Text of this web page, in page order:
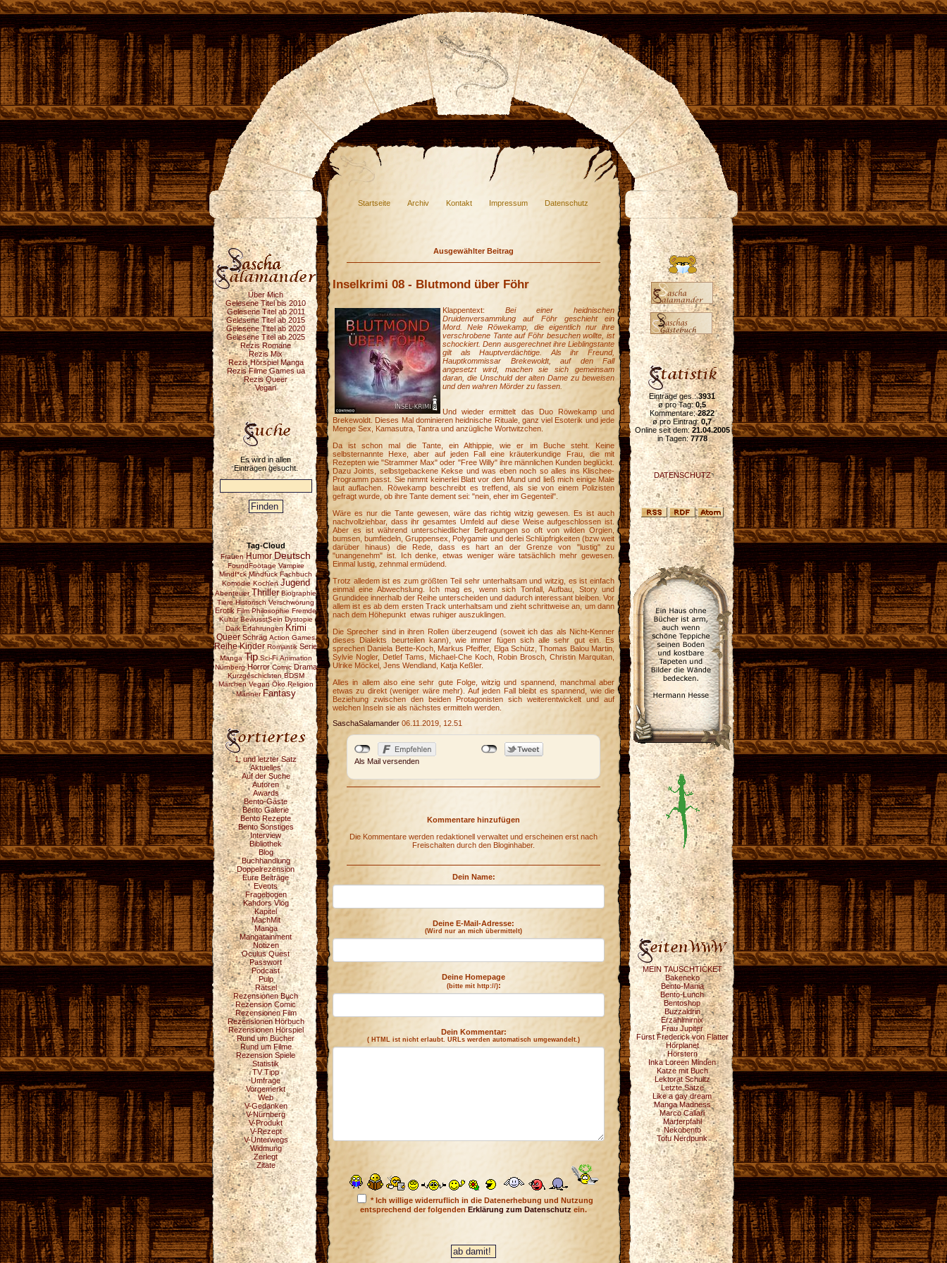
Startseite Archiv Kontakt Impressum Datenschutz
Über Mich
Gelesene Titel bis 2010
Gelesene Titel ab 2011
Gelesene Titel ab 2015
Gelesene Titel ab 2020
Gelesene Titel ab 2025
Rezis Romane
Rezis Mix
Rezis Hörspiel Manga
Rezis Filme Games ua
Rezis Queer
Vegan
Es wird in allen
Einträgen gesucht.
Tag-Cloud
Frauen Humor Deutsch
FoundFootage Vampire
Mindf*ck Mindfuck Fachbuch
Komödie Kochen Jugend
Abenteuer Thriller Biographie
Tiere Historisch Verschwörung
Erotik Film Philosophie Fremde
Kultur BewusstSein Dystopie
Dark Erfahrungen Krimi
Queer Schräg Action Games
Reihe Kinder Romantik Serie
Manga Tip Sci-Fi Animation
Nürnberg Horror Comic Drama
Kurzgeschichten BDSM
Märchen Vegan Öko Religion
Männer Fantasy
1. und letzter Satz
Aktuelles
Auf der Suche
Autoren
Awards
Bento-Gäste
Bento Galerie
Bento Rezepte
Bento Sonstiges
Interview
Bibliothek
Blog
Buchhandlung
Doppelrezension
Eure Beiträge
Events
Fragebogen
Kahdors Vlog
Kapitel
MachMit
Manga
Mangatainment
Notizen
Oculus Quest
Passwort
Podcast
Pulp
Rätsel
Rezensionen Buch
Rezension Comic
Rezensionen Film
Rezensionen Hörbuch
Rezensionen Hörspiel
Rund um Bücher
Rund um Filme
Rezension Spiele
Statistik
TV Tipp
Umfrage
Vorgemerkt
Web
V-Gedanken
V-Nürnberg
V-Produkt
V-Rezept
V-Unterwegs
Widmung
Zerlegt
Zitate
Ausgewählter Beitrag
Inselkrimi 08 - Blutmond über Föhr
Klappentext: Bei einer heidnischen
Druidenversammlung auf Föhr geschieht ein
Mord. Nele Röwekamp, die eigentlich nur ihre
verschrobene Tante auf Föhr besuchen wollte, ist
schockiert. Denn ausgerechnet ihre Lieblingstante
gilt als Hauptverdächtige. Als ihr Freund,
Hauptkommissar Brekewoldt, auf den Fall
angesetzt wird, machen sie sich gemeinsam
daran, die Unschuld der alten Dame zu beweisen
und den wahren Mörder zu fassen.
Und wieder ermittelt das Duo Röwekamp und
Brekewoldt. Dieses Mal dominieren heidnische Rituale, ganz viel Esoterik und jede
Menge Sex, Kamasutra, Tantra und anzügliche Wortwitzchen.
Da ist schon mal die Tante, ein Althippie, wie er im Buche steht. Keine
selbsternannte Hexe, aber auf jeden Fall eine kräuterkundige Frau, die mit
Rezepten wie "Strammer Max" oder "Free Willy" ihre männlichen Kunden beglückt.
Dazu Joints, selbstgebackene Kekse und was eben noch so alles ins Klischee-
Programm passt. Sie nimmt keinerlei Blatt vor den Mund und ließ mich einige Male
laut auflachen. Röwekamp beschreibt es treffend, als sie von einem Polizisten
gefragt wurde, ob ihre Tante dement sei: "nein, eher im Gegenteil".
Wäre es nur die Tante gewesen, wäre das richtig witzig gewesen. Es ist auch
nachvollziehbar, dass ihr gesamtes Umfeld auf diese Weise aufgeschlossen ist.
Aber es ist während unterschiedlicher Befragungen so oft von wilden Orgien,
bumsen, bumfiedeln, Gruppensex, Polygamie und derlei Schlüpfrigkeiten (bzw weit
darüber hinaus) die Rede, dass es hart an der Grenze von "lustig" zu
"unangenehm" ist. Ich denke, etwas weniger wäre tatsächlich mehr gewesen.
Einmal lustig, zehnmal ermüdend.
Trotz alledem ist es zum größten Teil sehr unterhaltsam und witzig, es ist einfach
einmal eine Abwechslung. Ich mag es, wenn sich Tonfall, Aufbau, Story und
Grundidee innerhalb der Reihe unterscheiden und dadurch interessant bleiben. Vor
allem ist es ab dem ersten Track unterhaltsam und zieht schrittweise an, um dann
nach dem Höhepunkt etwas ruhiger auszuklingen.
Die Sprecher sind in ihren Rollen überzeugend (soweit ich das als Nicht-Kenner
dieses Dialekts beurteilen kann), wie immer fügen sich alle sehr gut ein. Es
sprechen Daniela Bette-Koch, Markus Pfeiffer, Elga Schütz, Thomas Balou Martin,
Sylvie Nogler, Detlef Tams, Michael-Che Koch, Robin Brosch, Christin Marquitan,
Ulrike Möckel, Jens Wendland, Katja Keßler.
Alles in allem also eine sehr gute Folge, witzig und spannend, manchmal aber
etwas zu direkt (weniger wäre mehr). Auf jeden Fall bleibt es spannend, wie die
Beziehung zwischen den beiden Protagonisten sich weiterentwickelt und auf
welchen Inseln sie als nächstes ermitteln werden.
SaschaSalamander 06.11.2019, 12.51
Als Mail versenden
Kommentare hinzufügen
Die Kommentare werden redaktionell verwaltet und erscheinen erst nach
Freischalten durch den Bloginhaber.
Dein Name:
Deine E-Mail-Adresse:
(Wird nur an mich übermittelt)
Deine Homepage
(bitte mit http://):
Dein Kommentar:
( HTML ist nicht erlaubt. URLs werden automatisch umgewandelt.)
* Ich willige widerruflich in die Datenerhebung und Nutzung
entsprechend der folgenden Erklärung zum Datenschutz ein.
Einträge ges.:3931
ø pro Tag:0,5
Kommentare:2822
ø pro Eintrag:0,7
Online seit dem:21.04.2005
in Tagen:7778
DATENSCHUTZ
MEIN TAUSCHTICKET
Bakeneko
Bento-Mania
Bento-Lunch
Bentoshop
Buzzaldrin
Erzählmirnix
Frau Jupiter
Fürst Frederick von Flatter
Hörplanet
Hörstern
Inka Loreen Minden
Katze mit Buch
Lektorat Schultz
Letzte Sätze
Like a gay dream
Manga Madness
Marco Callari
Marterpfahl
Nekobento
Tofu Nerdpunk